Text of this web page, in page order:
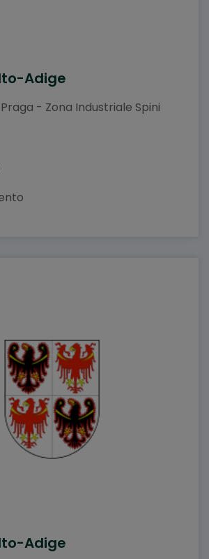
Adige
- Zona Industriale Spini
Adige